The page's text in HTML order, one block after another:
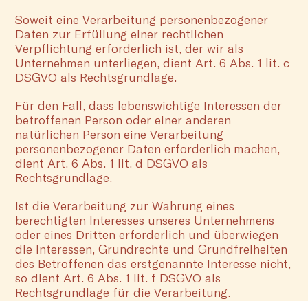
Soweit eine Verarbeitung personenbezogener
Daten zur Erfüllung einer rechtlichen
Verpflichtung erforderlich ist, der wir als
Unternehmen unterliegen, dient Art. 6 Abs. 1 lit. c
DSGVO als Rechtsgrundlage.
Für den Fall, dass lebenswichtige Interessen der
betroffenen Person oder einer anderen
natürlichen Person eine Verarbeitung
personenbezogener Daten erforderlich machen,
dient Art. 6 Abs. 1 lit. d DSGVO als
Rechtsgrundlage.
Ist die Verarbeitung zur Wahrung eines
berechtigten Interesses unseres Unternehmens
oder eines Dritten erforderlich und überwiegen
die Interessen, Grundrechte und Grundfreiheiten
des Betroffenen das erstgenannte Interesse nicht,
so dient Art. 6 Abs. 1 lit. f DSGVO als
Rechtsgrundlage für die Verarbeitung.